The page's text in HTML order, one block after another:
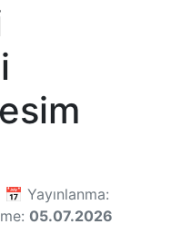
📅 Yayınlanma:
05.07.2026